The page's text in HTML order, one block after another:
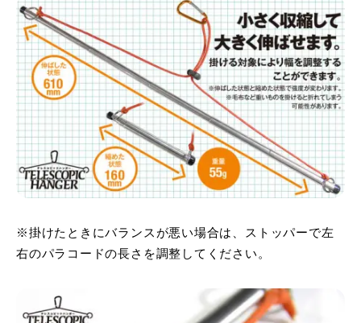
※掛けたときにバランスが悪い場合は、ストッパーで左
右のパラコードの長さを調整してください。